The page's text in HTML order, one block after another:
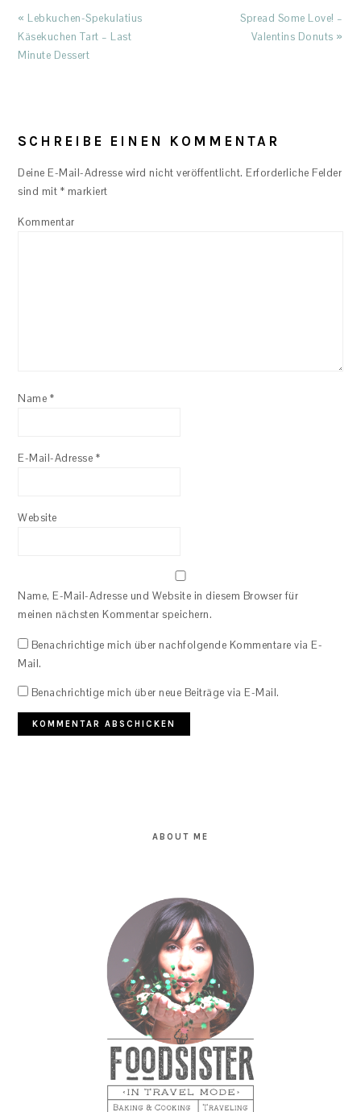
Previous
Post:
« Lebkuchen-Spekulatius
Käsekuchen Tart – Last
Minute Dessert
Next
Post:
Spread Some Love! –
Valentins Donuts »
INTERACTIONS
SCHREIBE EINEN KOMMENTAR
Deine E-Mail-Adresse wird nicht veröffentlicht. Erforderliche Felder
sind mit * markiert
Kommentar
Name *
E-Mail-Adresse *
Website
Name, E-Mail-Adresse und Website in diesem Browser für
meinen nächsten Kommentar speichern.
Benachrichtige mich über nachfolgende Kommentare via E-
Mail.
Benachrichtige mich über neue Beiträge via E-Mail.
ABOUT ME